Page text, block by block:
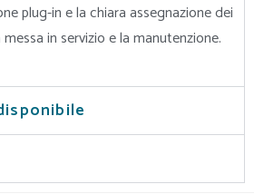
plug-in e la chiara assegnazione dei
in servizio e la manutenzione.